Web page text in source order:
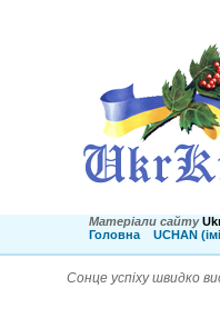
Матеріали сайту
Головна
UCHAN
Сонце успіху швидко